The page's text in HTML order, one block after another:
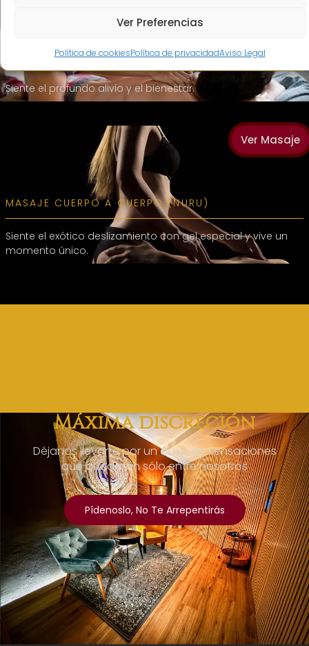
Ver Preferencias
Política de cookiesPolítica de privacidadAviso Legal
MASAJE RELAJANTE
Siente el profundo alivio y el bienestar.
Ver Masaje
MASAJE CUERPO A CUERPO (NURU)
Siente el exótico deslizamiento con gel especial y vive un
momento único.
Máxima discreción
Déjanos llevarte por un oasis de sensaciones
que quedarán sólo entre nosotros
Pídenoslo, No Te Arrepentirás